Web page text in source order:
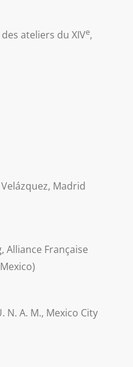
ateliers du XIVe,
Madrid
Alliance Française
N. A. M., Mexico City